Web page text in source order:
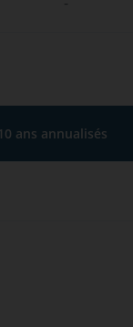
ans annualisés